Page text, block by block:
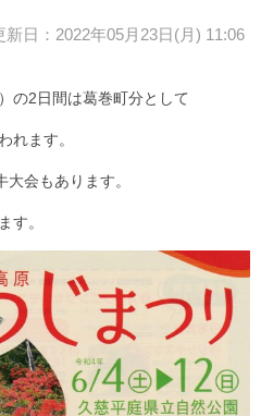
新日：2022年05月23日(月) 11:06
の2日間は葛巻町分として
れます。
会もあります。
す。